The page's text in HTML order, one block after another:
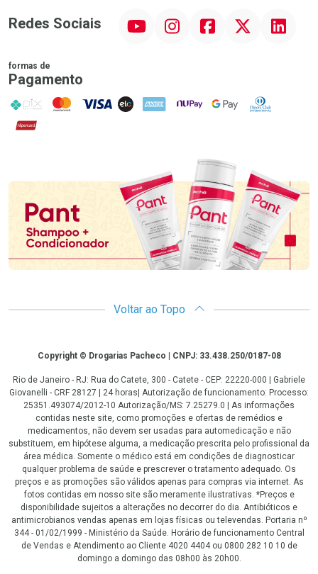
Redes Sociais InstagramFacebook Linkedin
formas de
Pagamento
PIX MasterCard
VISA ELO AMEX NuPay Google PayDiners Club
Hipercard
Promoção em Destaque
Voltar ao Topo
CopyrightCopyright © Drogarias Pacheco | CNPJ: 33.438.250/0187-08
Rio de Janeiro - RJ: Rua do Catete, 300 - Catete - CEP: 22220-000 | Gabriele
Giovanelli - CRF 28127 | 24 horas| Autorização de funcionamento: Processo:
25351.493074/2012-10 Autorização/MS: 7.25279.0 | As informações
contidas neste site, como promoções e ofertas de remédios e
medicamentos, não devem ser usadas para automedicação e não
substituem, em hipótese alguma, a medicação prescrita pelo profissional da
área médica. Somente o médico está em condições de diagnosticar
qualquer problema de saúde e prescrever o tratamento adequado. Os
preços e as promoções são válidos apenas para compras via internet. As
fotos contidas em nosso site são meramente ilustrativas. *Preços e
disponibilidade sujeitos a alterações no decorrer do dia. Antibióticos e
antimicrobianos vendas apenas em lojas físicas ou televendas. Portaria nº
344 - 01/02/1999 - Ministério da Saúde. Horário de funcionamento Central
de Vendas e Atendimento ao Cliente 4020 4404 ou 0800 282 10 10 de
domingo a domingo das 08h00 às 20h00.